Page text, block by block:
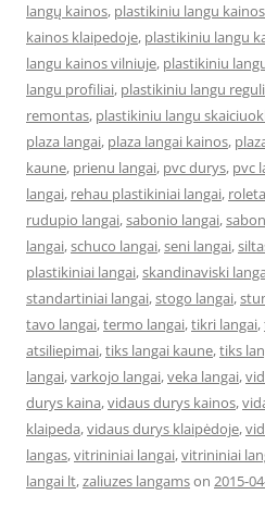
langų kainos, plastikiniu langu
kainos klaipedoje, plastikiniu langu
langu kainos vilniuje, plastikiniu
langu profiliai, plastikiniu langu
remontas, plastikiniu langu
plaza langai, plaza langai kainos,
kaune, prienu langai, pvc durys, pvc
langai, rehau plastikiniai langai,
rudupio langai,sabonio langai,
langai,schuco langai,seni langai,
plastikiniai langai,skandinaviski
standartiniai langai,stogo langai,
tavo langai,termo langai,tikri langai,
atsiliepimai,tiks langai kaune,tiks
langai,varkojo langai,veka langai,
durys kaina,vidaus durys kainos,
klaipeda,vidaus durys klaipėdoje,
langas,vitrininiai langai,vitrininiai
langai lt,zaliuzes langamson 2015-